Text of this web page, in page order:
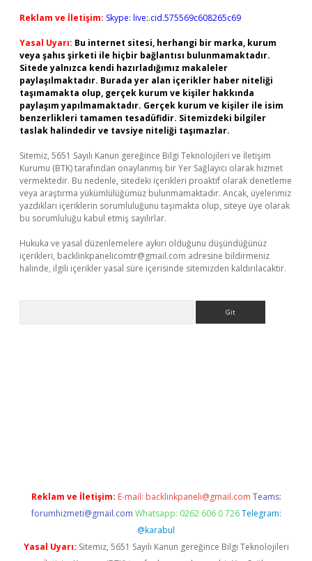
Reklam ve İletişim: Skype: live:.cid.575569c608265c69
Yasal Uyarı: Bu internet sitesi, herhangi bir marka, kurum
veya şahıs şirketi ile hiçbir bağlantısı bulunmamaktadır.
Sitede yalnızca kendi hazırladığımız makaleler
paylaşılmaktadır. Burada yer alan içerikler haber niteliği
taşımamakta olup, gerçek kurum ve kişiler hakkında
paylaşım yapılmamaktadır. Gerçek kurum ve kişiler ile isim
benzerlikleri tamamen tesadüfidir. Sitemizdeki bilgiler
taslak halindedir ve tavsiye niteliği taşımazlar.
Sitemiz, 5651 Sayılı Kanun gereğince Bilgi Teknolojileri ve İletişim
Kurumu (BTK) tarafından onaylanmış bir Yer Sağlayıcı olarak hizmet
vermektedir. Bu nedenle, sitedeki içerikleri proaktif olarak denetleme
veya araştırma yükümlülüğümüz bulunmamaktadır. Ancak, üyelerimiz
yazdıkları içeriklerin sorumluluğunu taşımakta olup, siteye üye olarak
bu sorumluluğu kabul etmiş sayılırlar.
Hukuka ve yasal düzenlemelere aykırı olduğunu düşündüğünüz
içerikleri, backlinkpanelicomtr@gmail.com adresine bildirmeniz
halinde, ilgili içerikler yasal süre içerisinde sitemizden kaldırılacaktır.
Reklam ve İletişim: E-mail: backlinkpaneli@gmail.com Teams:
forumhizmeti@gmail.com Whatsapp: 0262 606 0 726 Telegram:
@karabul
Yasal Uyarı: Sitemiz, 5651 Sayılı Kanun gereğince Bilgi Teknolojileri